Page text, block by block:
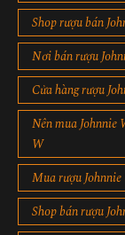
Shop rượu bán
Nơi bán rượu
Cửa hàng rượu
Nên mua Johnnie
W
Mua rượu
Shop bán rượu